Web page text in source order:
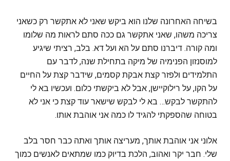
בשיחה האחרונה שלנו הוא ביקש שאני לא אתקשר רק כשאני
צריכה משהו, שאני אתקשר גם ככה סתם לראות מה שלומו
ומה קורה. דיברנו סתם על הא ועל דא. בלב, רציתי שיגיע
למוסנזון הפנימיה של מיקה בתחילת שנה, לדבר עם
התלמידים ולפזר קצת אבקת קסמים, שידבר קצת על החיים
על הקו, על רילוקיישן, אבל לא ביקשתי כלום. ועכשיו בא לי
להתקשר לבקש… בא לי לבקש שישאר עוד קצת כי אני לא
בטוחה שהספקתי להגיד לו כמה אני אוהבת אותו.
אלוני אני אוהבת אותך, מעריצה אותך ואתה כבר חסר בלב
שלי. חבר יקר ואהוב, הלכת בדיוק כמו שמתאים לאנשים כמוך